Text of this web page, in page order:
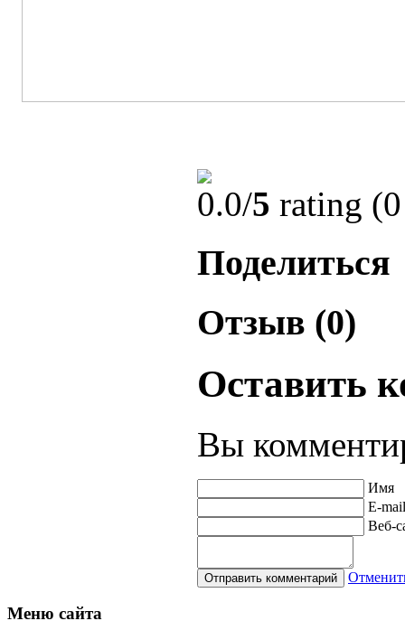
0.0/5 rating
Поделиться
Отзыв (0)
Оставить
Вы
Имя
E-mail
Веб-
Меню сайта